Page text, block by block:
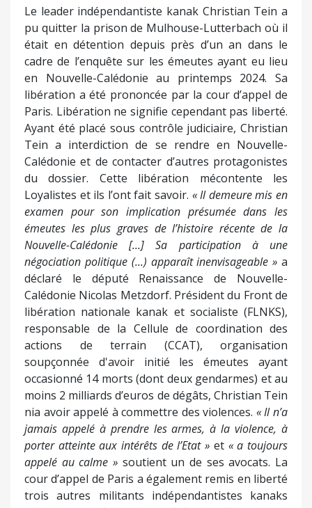
émeutes les plus graves de l’histoire récente de la
Nouvelle-Calédonie [...] Sa participation à une
négociation politique (...) apparaît inenvisageable »a
déclaré le député Renaissance de Nouvelle-
Calédonie Nicolas Metzdorf. Président du Front de
libération nationale kanak et socialiste (FLNKS),
responsable de la Cellule de coordination des
actions de terrain (CCAT), organisation
soupçonnée d'avoir initié les émeutes ayant
occasionné 14 morts (dont deux gendarmes) et au
moins 2 milliards d’euros de dégâts, Christian Tein
nia avoir appelé à commettre des violences.« Il n’a
jamais appelé à prendre les armes, à la violence, à
porter atteinte aux intérêts de l’Etat » et« a toujours
appelé au calme »
soutient un de ses avocats. La
cour d’appel de Paris a également remis en liberté
trois autres militants indépendantistes kanaks
qui, eux aussi, étaient incarcérés dans l’Hexagone.
Partager :